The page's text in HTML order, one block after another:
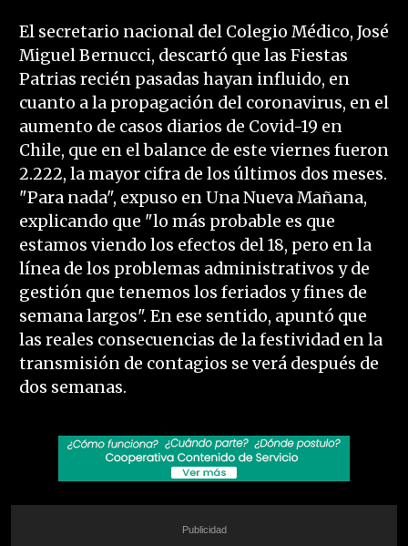
El secretario nacional del Colegio Médico, José
Miguel Bernucci, descartó que las Fiestas
Patrias recién pasadas hayan influido, en
cuanto a la propagación del coronavirus, en el
aumento de casos diarios de Covid-19 en
Chile, que en el balance de este viernes fueron
2.222, la mayor cifra de los últimos dos meses.
"Para nada", expuso en Una Nueva Mañana,
explicando que "lo más probable es que
estamos viendo los efectos del 18, pero en la
línea de los problemas administrativos y de
gestión que tenemos los feriados y fines de
semana largos". En ese sentido, apuntó que
las reales consecuencias de la festividad en la
transmisión de contagios se verá después de
dos semanas.